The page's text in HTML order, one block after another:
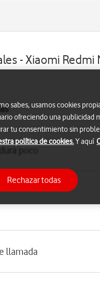
- Xiaomi Redmi
poco
llamada
sabes, usamos cookies
ofreciendo una publicidad
tu consentimiento sin
política de cookies.Y aquí
Rechazar todas